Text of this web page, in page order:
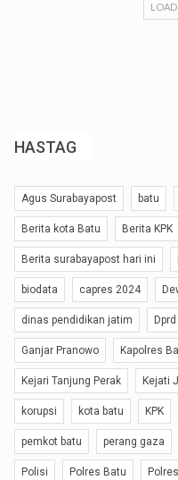
HASTAG
Agus Surabayapost batu
Berita kota Batu Berita KPK
Berita surabayapost hari ini
biodata capres 2024
dinas pendidikan jatim
Ganjar Pranowo Kapolres
Kejari Tanjung Perak Kejati
korupsi kota batu KPK
pemkot batu perang gaza
Polisi Polres Batu